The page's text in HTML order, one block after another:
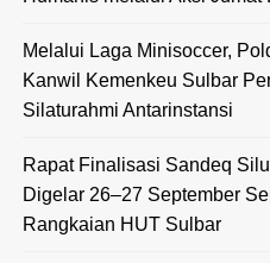
Melalui Laga Minisoccer,
Kanwil Kemenkeu Sulbar
Silaturahmi Antarinstansi
Rapat Finalisasi Sandeq
Digelar 26–27 September
Rangkaian HUT Sulbar